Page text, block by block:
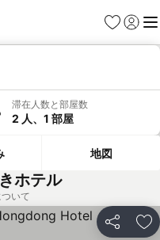
お気に入り
ログイ
メ
滞在人数と部屋数
2 人、1 部屋
地図
ホテル
いて
シェア お